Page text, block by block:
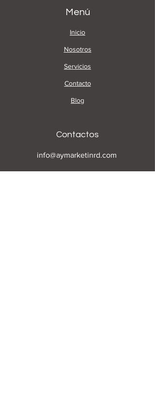
Menú
Inicio
Nosotros
Servicios
Contacto
Blog
Contactos
info@aymarketinrd.com